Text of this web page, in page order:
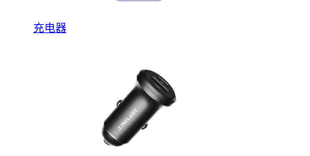
充电器